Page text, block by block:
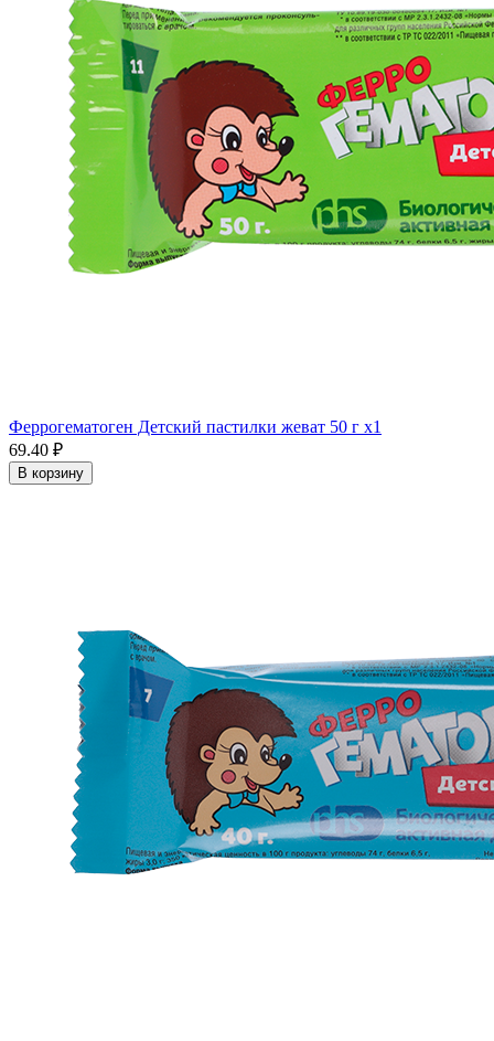
Феррогематоген Детский пастилки жеват 50 г x1
69.40 ₽
В корзину